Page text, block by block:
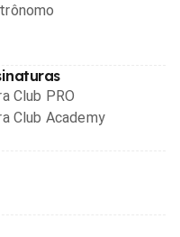
Club PRO
Club Academy